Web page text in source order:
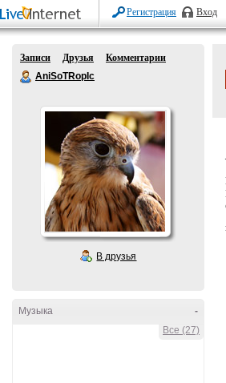
Регистрация Вход
Записи Друзья
Комментарии
AniSoTRopIc
В друзья
-
Музыка
Все (27)